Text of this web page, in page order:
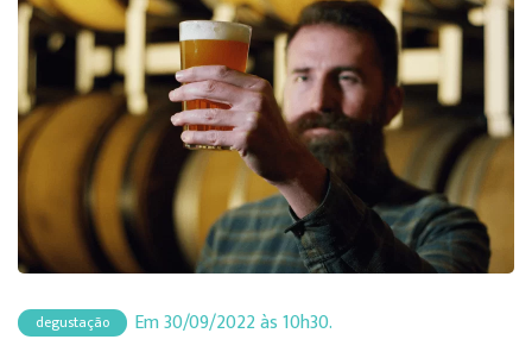
degustação Em 30/09/2022 às 10h30.